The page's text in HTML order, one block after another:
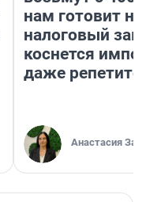
нам готовит
налоговый
коснется
даже
Анастасия